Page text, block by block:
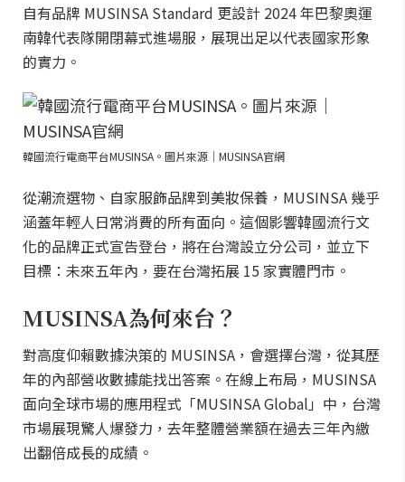
自有品牌 MUSINSA Standard 更設計 2024 年巴黎奧運
南韓代表隊開閉幕式進場服，展現出足以代表國家形象
的實力。
韓國流行電商平台MUSINSA。圖片來源｜MUSINSA官網
從潮流選物、自家服飾品牌到美妝保養，MUSINSA 幾乎
涵蓋年輕人日常消費的所有面向。這個影響韓國流行文
化的品牌正式宣告登台，將在台灣設立分公司，並立下
目標：未來五年內，要在台灣拓展 15 家實體門市。
MUSINSA為何來台？
對高度仰賴數據決策的 MUSINSA，會選擇台灣，從其歷
年的內部營收數據能找出答案。在線上布局，MUSINSA
面向全球市場的應用程式「MUSINSA Global」中，台灣
市場展現驚人爆發力，去年整體營業額在過去三年內繳
出翻倍成長的成績。